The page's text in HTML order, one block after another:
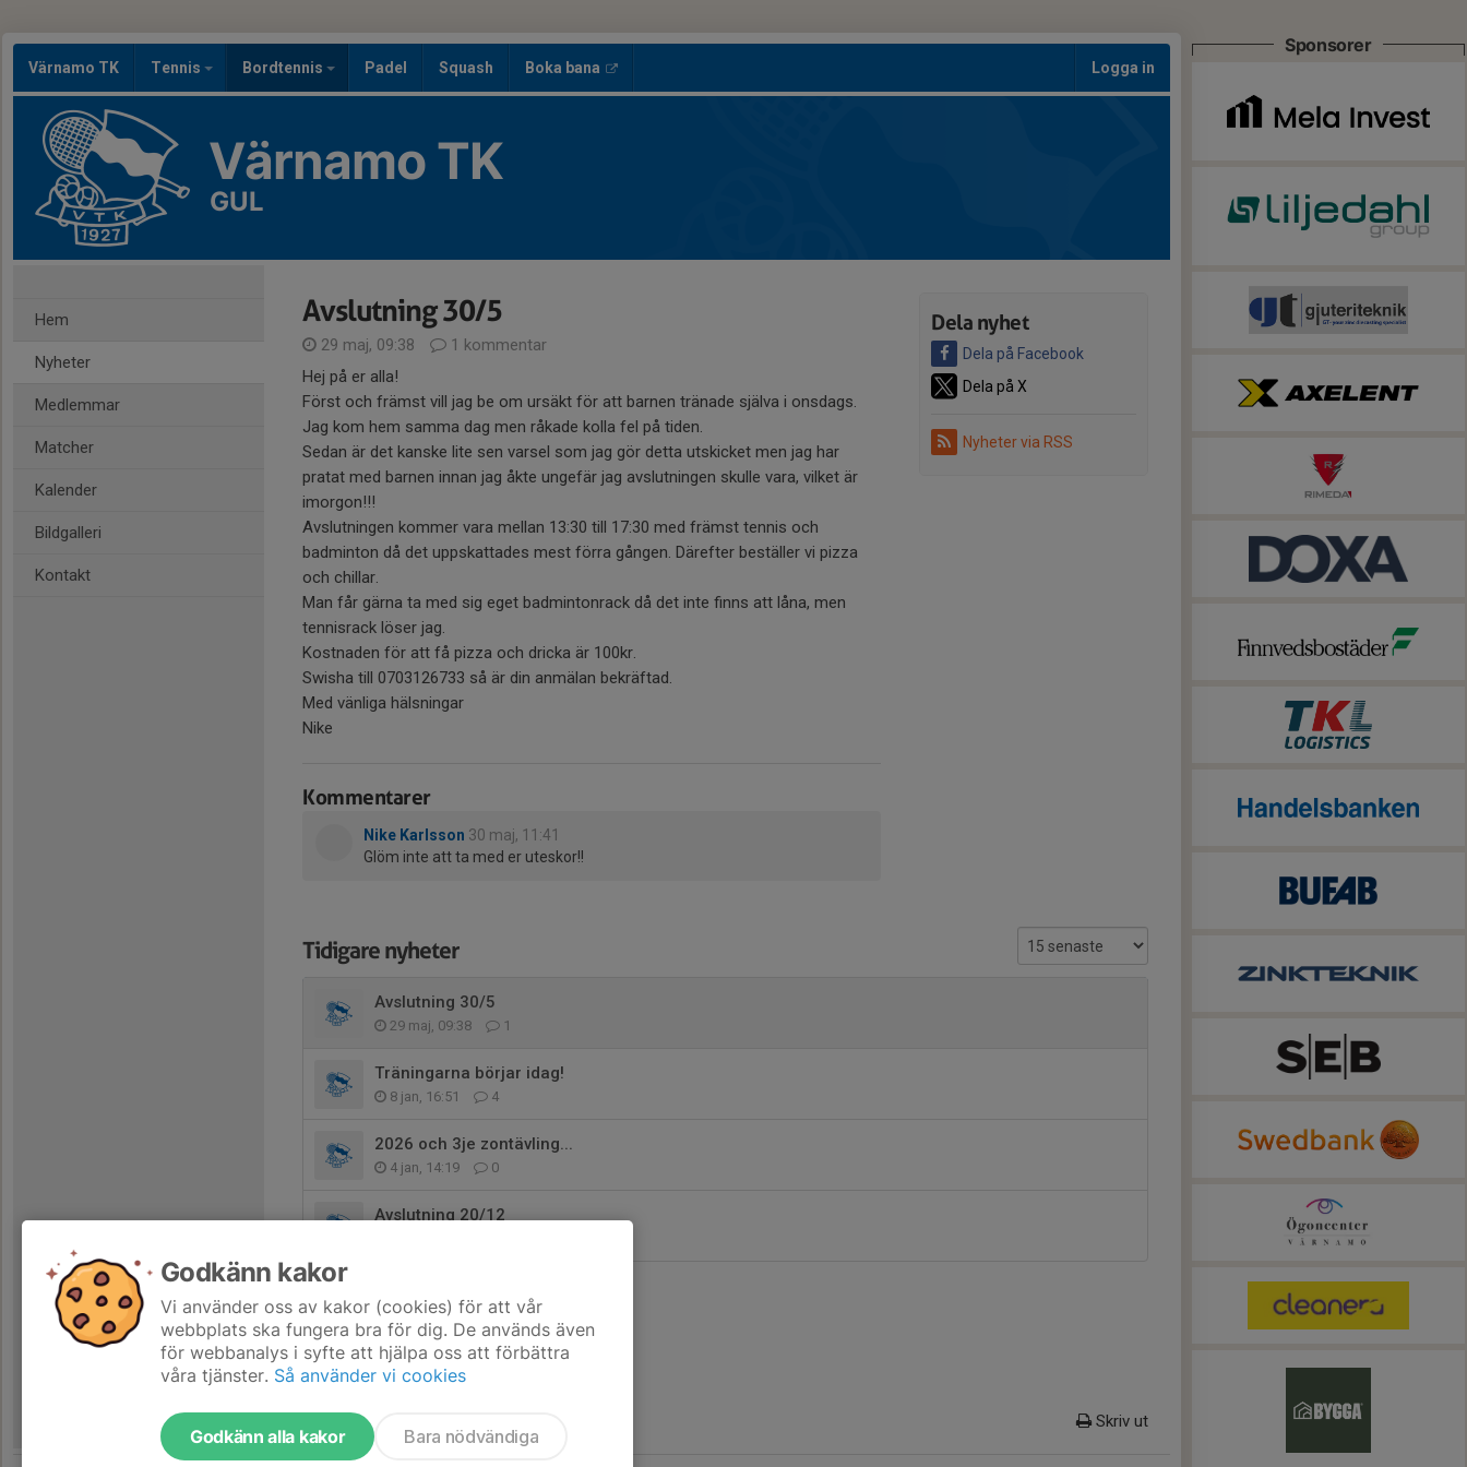
Värnamo TK Tennis Bordtennis Padel Squash Boka bana Logga in
Värnamo TK
GUL
Hem
Nyheter
Medlemmar
Matcher
Kalender
Bildgalleri
Kontakt
Dela nyhet
Dela på Facebook
Dela på X
Nyheter via RSS
Avslutning 30/5
29 maj, 09:38
1 kommentar
Hej på er alla!
Först och främst vill jag be om ursäkt för att barnen tränade själva i onsdags.
Jag kom hem samma dag men råkade kolla fel på tiden.
Sedan är det kanske lite sen varsel som jag gör detta utskicket men jag har
pratat med barnen innan jag åkte ungefär jag avslutningen skulle vara, vilket är
imorgon!!!
Avslutningen kommer vara mellan 13:30 till 17:30 med främst tennis och
badminton då det uppskattades mest förra gången. Därefter beställer vi pizza
och chillar.
Man får gärna ta med sig eget badmintonrack då det inte finns att låna, men
tennisrack löser jag.
Kostnaden för att få pizza och dricka är 100kr.
Swisha till 0703126733 så är din anmälan bekräftad.
Med vänliga hälsningar
Nike
Kommentarer
Nike Karlsson 30 maj, 11:41
Glöm inte att ta med er uteskor!!
Tidigare nyheter
Avslutning 30/5
29 maj, 09:38 1
Träningarna börjar idag!
8 jan, 16:51 4
2026 och 3je zontävling...
4 jan, 14:19 0
Avslutning 20/12
Skriv ut
Sponsorer
Godkänn kakor
Vi använder oss av kakor (cookies) för att vår
webbplats ska fungera bra för dig. De används även
för webbanalys i syfte att hjälpa oss att förbättra
våra tjänster. Så använder vi cookies
Godkänn alla kakor Bara nödvändiga